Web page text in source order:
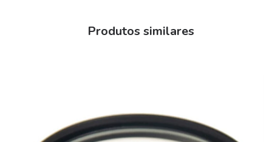
Fator de filtro: 1x (0-Parada)Produtos similares